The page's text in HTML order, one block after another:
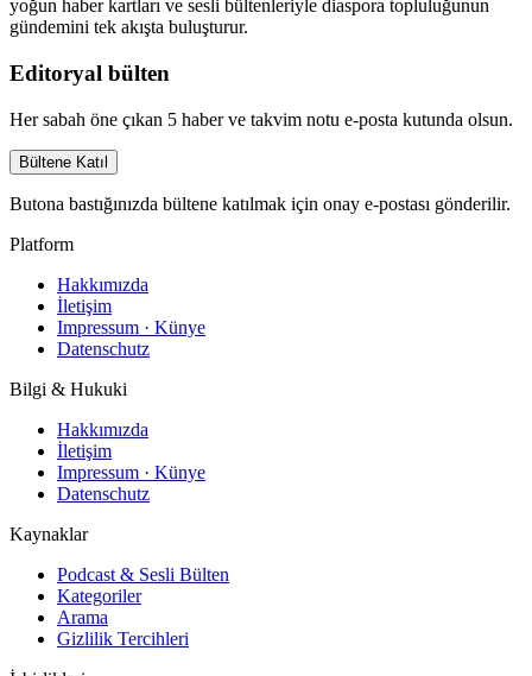
yoğun haber kartları ve sesli bültenleriyle diaspora topluluğunun
gündemini tek akışta buluşturur.
Editoryal bülten
Her sabah öne çıkan 5 haber ve takvim notu e-posta kutunda olsun.
Bültene Katıl
Butona bastığınızda bültene katılmak için onay e-postası gönderilir.
Platform
Hakkımızda
İletişim
Impressum · Künye
Datenschutz
Bilgi & Hukuki
Hakkımızda
İletişim
Impressum · Künye
Datenschutz
Kaynaklar
Podcast & Sesli Bülten
Kategoriler
Arama
Gizlilik Tercihleri